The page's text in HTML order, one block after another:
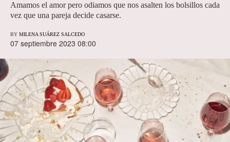
Amamos el amor pero odiamos que nos asalten los bolsillos cada
vez que una pareja decide casarse.
BY MILENA SUÁREZ SALCEDO
07 septiembre 2023 08:00